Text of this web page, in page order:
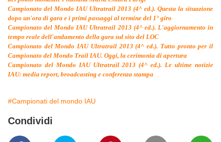
Campionato del Mondo IAU Ultratrail 2013 (4^ ed.). Questa la situazione
dopo un'ora di gara e i primi passaggi al termine del 1° giro
Campionato del Mondo IAU Ultratrail 2013 (4^ ed.). L'aggiornamento in
tempo reale dell'andamento della gara sul sito del LOC
Campionato del Mondo IAU Ultratrail 2013 (4^ ed.). Tutto pronto per il
Campionato del Mondo Trail IAU. Oggi, la cerimonia di apertura
Campionato del Mondo IAU Ultratrail 2013 (4^ ed.). Le ultime notizie
IAU: media report, broadcasting e conferenza stampa
#Campionati del mondo IAU
Condividi